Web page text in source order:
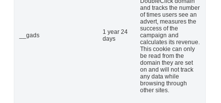
__gads
1 year 24
days
and tracks the number
of times users see an
advert, measures the
success of the
campaign and
calculates its revenue.
This cookie can only
be read from the
domain they are set
on and will not track
any data while
browsing through
other sites.